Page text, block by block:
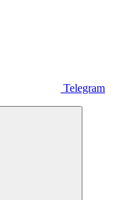
Telegram